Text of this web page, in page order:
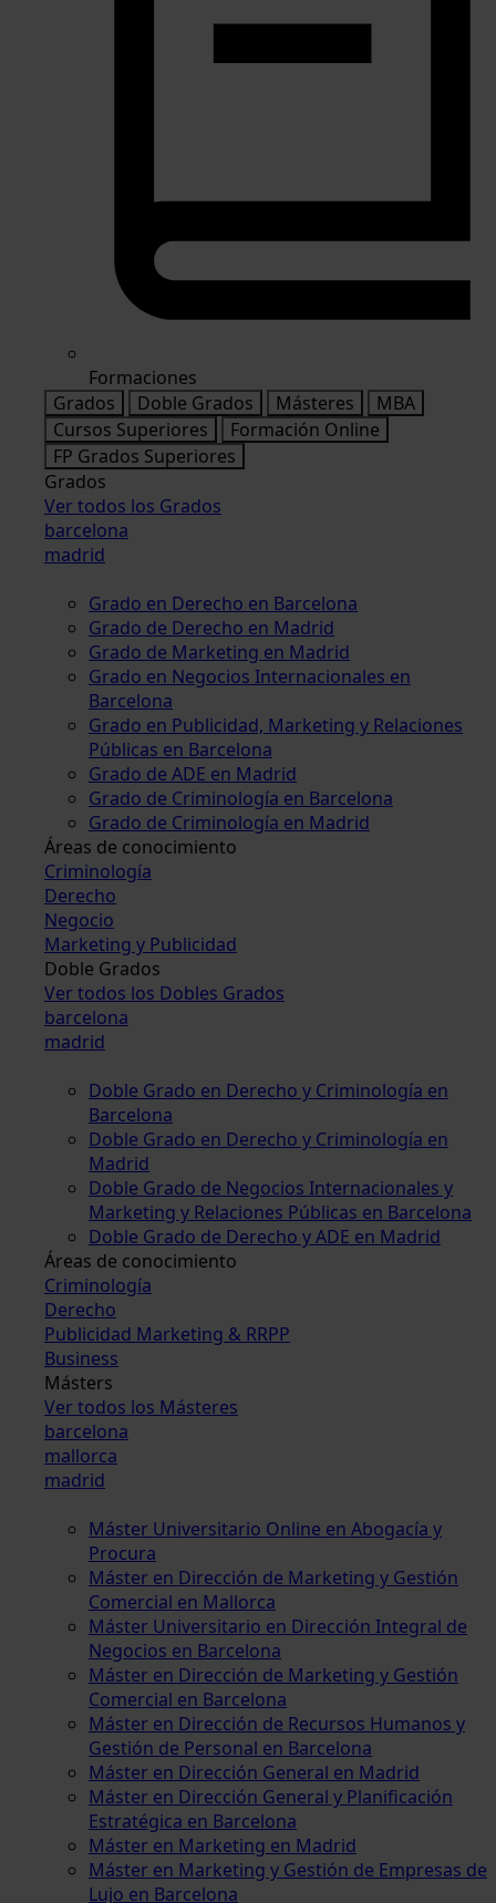
Formaciones
Grados
Doble Grados Másteres
MBA
Cursos Superiores
Formación Online
FP Grados Superiores
Grados
Ver todos los Grados
barcelona
madrid
Grado en Derecho en Barcelona
Grado de Derecho en Madrid
Grado de Marketing en Madrid
Grado en Negocios Internacionales en
Barcelona
Grado en Publicidad, Marketing y Relaciones
Públicas en Barcelona
Grado de ADE en Madrid
Grado de Criminología en Barcelona
Grado de Criminología en Madrid
Áreas de conocimiento
Criminología
Derecho
Negocio
Marketing y Publicidad
Doble Grados
Ver todos los Dobles Grados
barcelona
madrid
Doble Grado en Derecho y Criminología en
Barcelona
Doble Grado en Derecho y Criminología en
Madrid
Doble Grado de Negocios Internacionales y
Marketing y Relaciones Públicas en Barcelona
Doble Grado de Derecho y ADE en Madrid
Áreas de conocimiento
Criminología
Derecho
Publicidad Marketing & RRPP
Business
Másters
Ver todos los Másteres
barcelona
mallorca
madrid
Máster Universitario Online en Abogacía y
Procura
Máster en Dirección de Marketing y Gestión
Comercial en Mallorca
Máster Universitario en Dirección Integral de
Negocios en Barcelona
Máster en Dirección de Marketing y Gestión
Comercial en Barcelona
Máster en Dirección de Recursos Humanos y
Gestión de Personal en Barcelona
Máster en Dirección General en Madrid
Máster en Dirección General y Planificación
Estratégica en Barcelona
Máster en Marketing en Madrid
Máster en Marketing y Gestión de Empresas de
Lujo en Barcelona